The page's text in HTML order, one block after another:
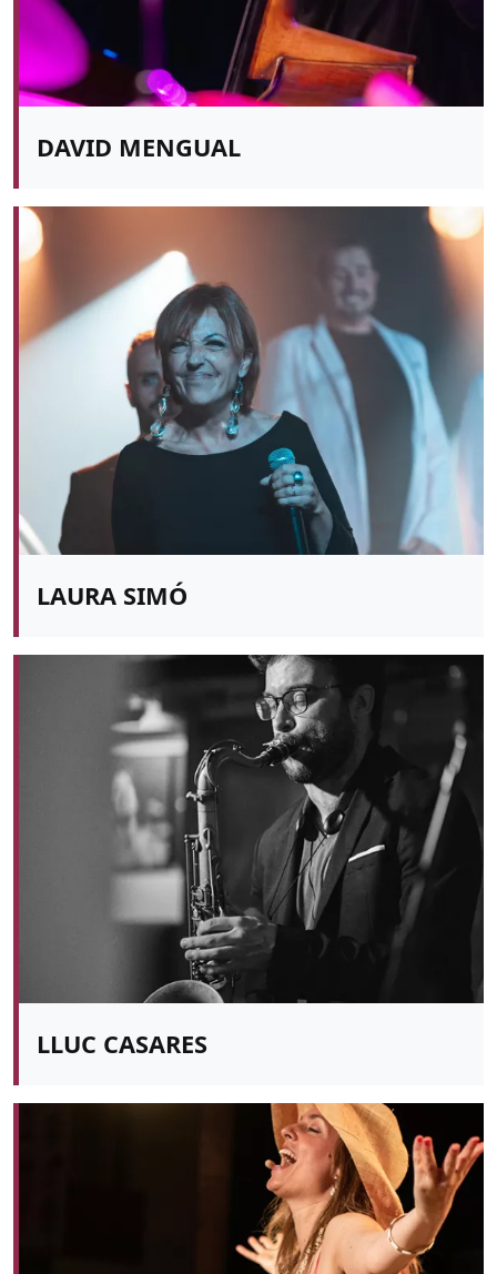
DAVID MENGUAL
LAURA SIMÓ
LLUC CASARES